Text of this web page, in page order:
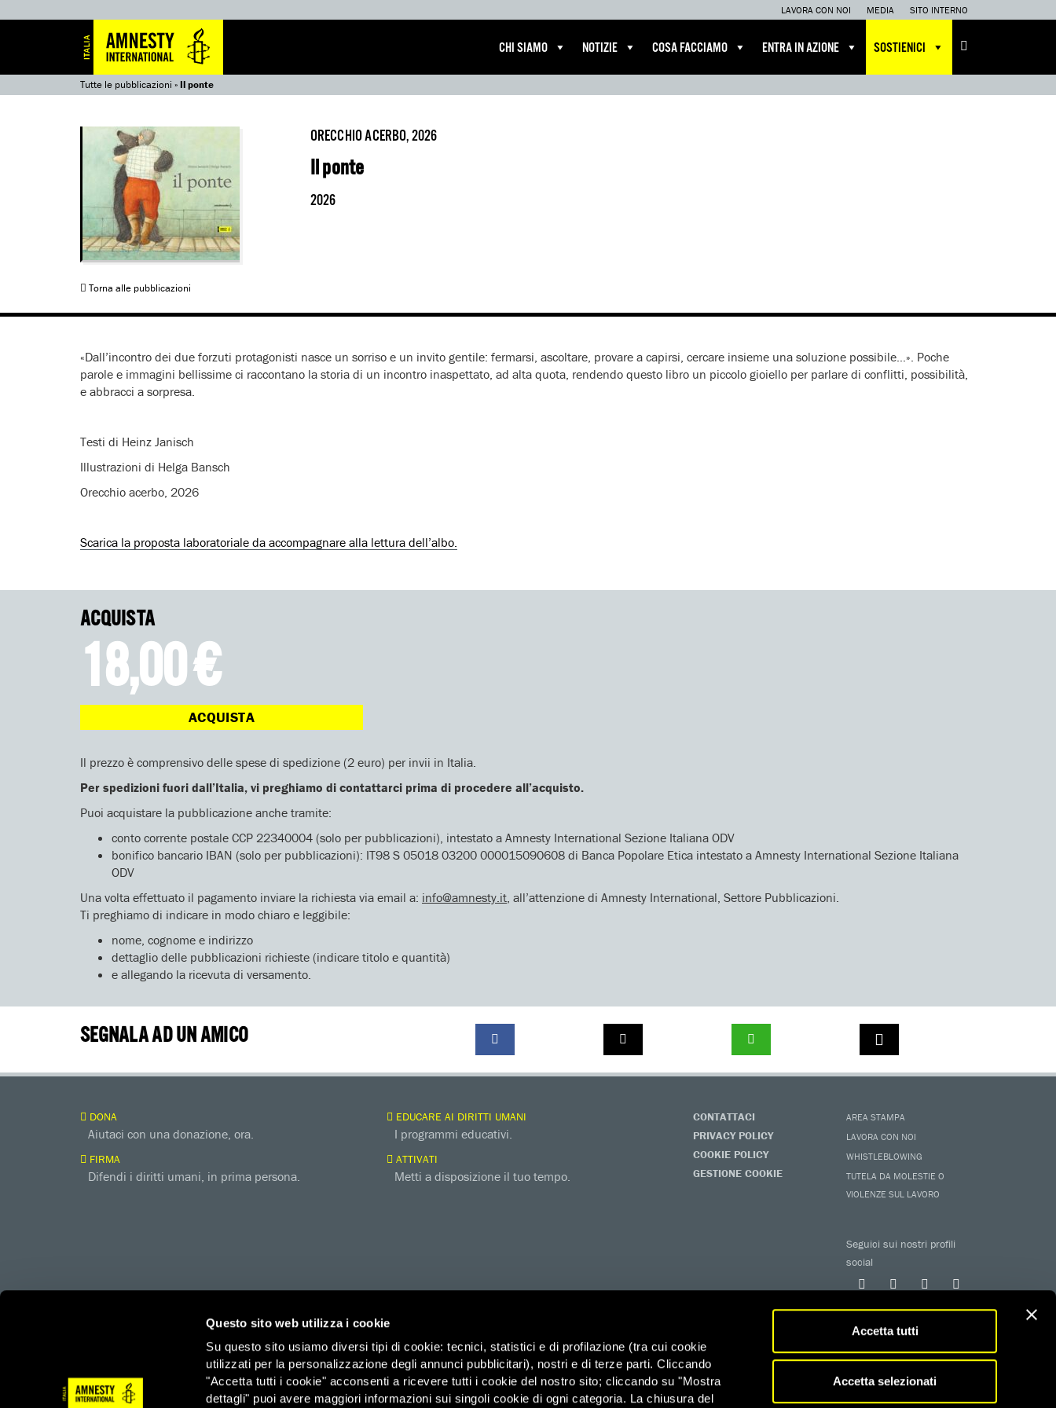
Questo sito web utilizza i cookie
Su questo sito usiamo diversi tipi di cookie: tecnici, statistici e di profilazione (tra cui cookie
utilizzati per la personalizzazione degli annunci pubblicitari), nostri e di terze parti. Cliccando
"Accetta tutti i cookie" acconsenti a ricevere tutti i cookie del nostro sito; cliccando su "Mostra
dettagli" puoi avere maggiori informazioni sui singoli cookie di ogni categoria. La chiusura del
Accetta tutti
Accetta selezionati
LAVORA CON NOI MEDIA SITO INTERNO
CHI SIAMO NOTIZIE COSA FACCIAMO ENTRA IN AZIONE SOSTIENICI
Tutte le pubblicazioni »Il ponte
Torna alle pubblicazioni
ORECCHIO ACERBO, 2026
Il ponte
2026
«Dall’incontro dei due forzuti protagonisti nasce un sorriso e un invito gentile: fermarsi, ascoltare, provare a capirsi, cercare insieme una soluzione possibile…». Poche
parole e immagini bellissime ci raccontano la storia di un incontro inaspettato, ad alta quota, rendendo questo libro un piccolo gioiello per parlare di conflitti, possibilità,
e abbracci a sorpresa.
Testi di Heinz Janisch
Illustrazioni di Helga Bansch
Orecchio acerbo, 2026
Scarica la proposta laboratoriale da accompagnare alla lettura dell’albo.
ACQUISTA
18,00 €
ACQUISTA
Il prezzo è comprensivo delle spese di spedizione (2 euro) per invii in Italia.
Per spedizioni fuori dall’Italia, vi preghiamo di contattarci prima di procedere all’acquisto.
Puoi acquistare la pubblicazione anche tramite:
conto corrente postale CCP 22340004 (solo per pubblicazioni), intestato a Amnesty International Sezione Italiana ODV
bonifico bancario IBAN (solo per pubblicazioni): IT98 S 05018 03200 000015090608 di Banca Popolare Etica intestato a Amnesty International Sezione Italiana
ODV
Una volta effettuato il pagamento inviare la richiesta via email a: info@amnesty.it, all’attenzione di Amnesty International, Settore Pubblicazioni.
Ti preghiamo di indicare in modo chiaro e leggibile:
nome, cognome e indirizzo
dettaglio delle pubblicazioni richieste (indicare titolo e quantità)
e allegando la ricevuta di versamento.
SEGNALA AD UN AMICO
DONA
Aiutaci con una donazione, ora.
FIRMA
Difendi i diritti umani, in prima persona.
EDUCARE AI DIRITTI UMANI
I programmi educativi.
ATTIVATI
Metti a disposizione il tuo tempo.
CONTATTACI
PRIVACY POLICY
COOKIE POLICY
GESTIONE COOKIE
AREA STAMPA
LAVORA CON NOI
WHISTLEBLOWING
TUTELA DA MOLESTIE O
VIOLENZE SUL LAVORO
Seguici sui nostri profili
social
amnesty.org